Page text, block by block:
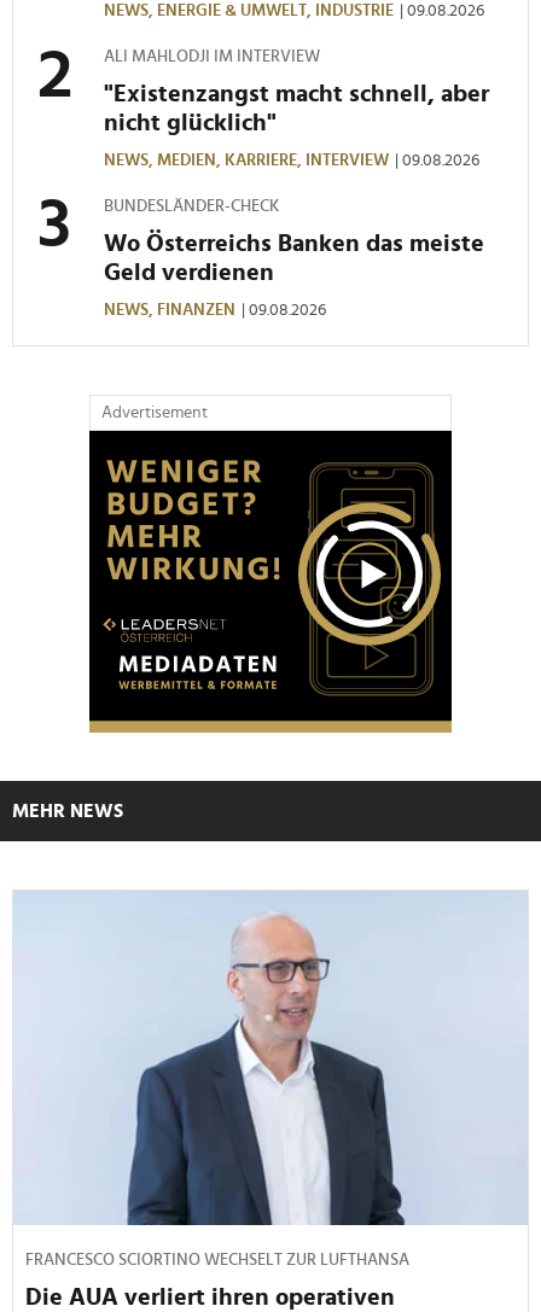
NEWS, ENERGIE & UMWELT, INDUSTRIE | 09.08.2026
ALI MAHLODJI IM INTERVIEW
"Existenzangst macht schnell, aber
nicht glücklich"
NEWS, MEDIEN, KARRIERE, INTERVIEW | 09.08.2026
BUNDESLÄNDER-CHECK
Wo Österreichs Banken das meiste
Geld verdienen
NEWS, FINANZEN | 09.08.2026
Advertisement
MEHR NEWS
FRANCESCO SCIORTINO WECHSELT ZUR LUFTHANSA
Die AUA verliert ihren operativen